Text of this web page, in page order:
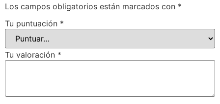
Los campos obligatorios están marcados con *
Tu puntuación *
Tu valoración *